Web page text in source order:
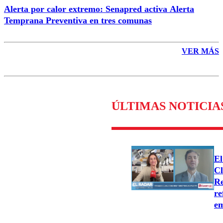
Alerta por calor extremo: Senapred activa Alerta
Temprana Preventiva en tres comunas
VER MÁS
ÚLTIMAS